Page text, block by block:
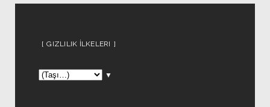
GIZLILIK İLKELERI
▼